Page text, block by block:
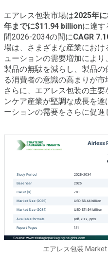
エアレス包装市場は2025年
年までに$11.94 billionに達す
間2026-2034の間にCAGR
場は、さまざまな産業にお
ューションの需要増加により
製品の無駄を減らし、製品
る消費者の意識の高まりが市
さらに、エアレス包装の主
ンケア産業が堅調な成長を
ーションの需要をさらに促進
エアレス包装